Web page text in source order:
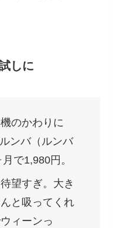
しに
のかわりに
ンバ（ルンバ
で1,980円。
望すぎ。大き
と吸ってくれ
ィーンっ